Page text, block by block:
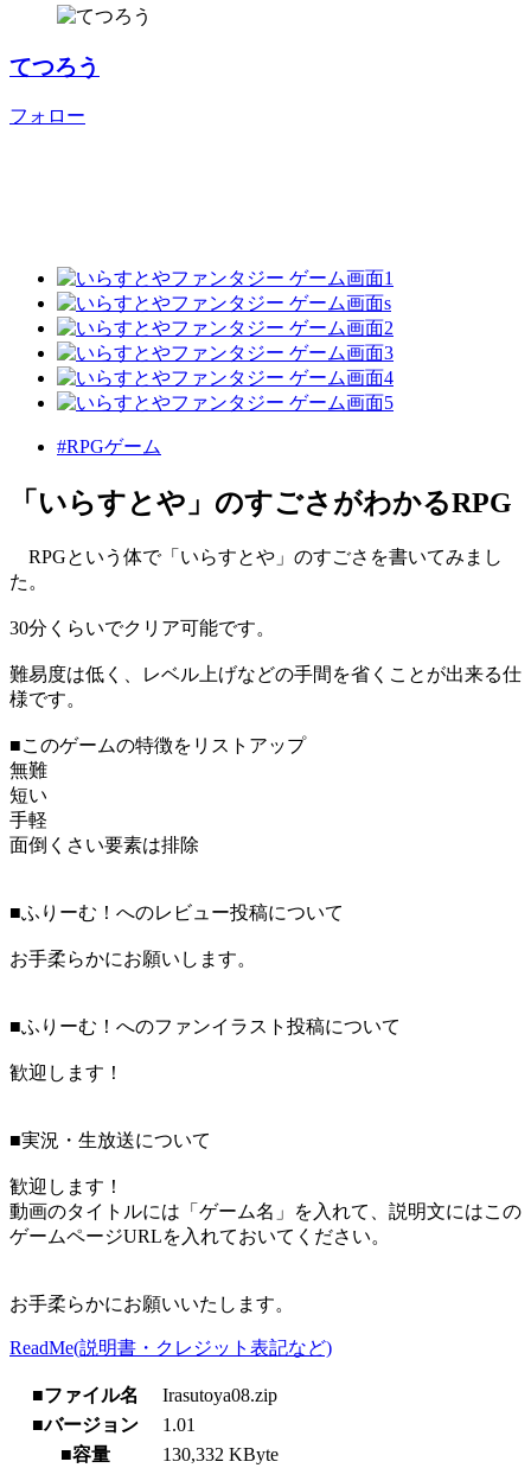
てつろう
フォロー
#RPGゲーム
「いらすとや」のすごさがわかるRPG
RPGという体で「いらすとや」のすごさを書いてみまし
た。
30分くらいでクリア可能です。
難易度は低く、レベル上げなどの手間を省くことが出来る仕
様です。
■このゲームの特徴をリストアップ
無難
短い
手軽
面倒くさい要素は排除
■ふりーむ！へのレビュー投稿について
お手柔らかにお願いします。
■ふりーむ！へのファンイラスト投稿について
歓迎します！
■実況・生放送について
歓迎します！
動画のタイトルには「ゲーム名」を入れて、説明文にはこの
ゲームページURLを入れておいてください。
お手柔らかにお願いいたします。
ReadMe(説明書・クレジット表記など)
■ファイル名
Irasutoya08.zip
■バージョン
1.01
■容量
130,332 KByte